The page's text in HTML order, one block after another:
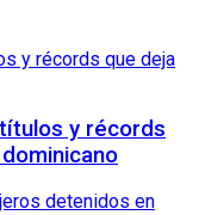
y récords